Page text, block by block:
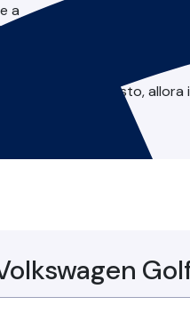
a
il
nell’acquisto, allora